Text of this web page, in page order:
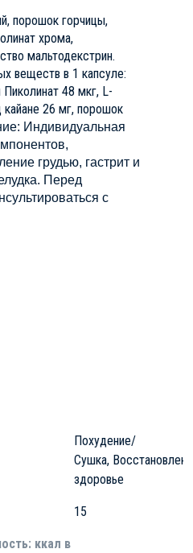
порошок горчицы,
хрома,
мальтодекстрин.
веществ в 1 капсуле:
48 мкг, L-
кайане 26 мг, порошок
Индивидуальная
грудью, гастрит и
Перед
с
Похудение/
Сушка,
здоровье
15
ккал в